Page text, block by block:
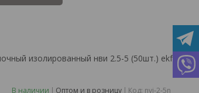
Наконечник вилочный
В наличии Оптом и в розницу Код: nvi-2-5n